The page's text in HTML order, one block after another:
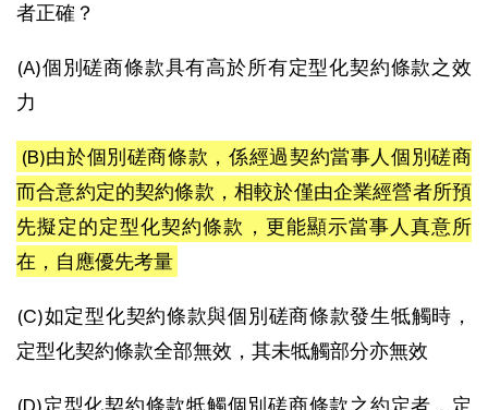
者正確？
(A)個別磋商條款具有高於所有定型化契約條款之效
力
(B)由於個別磋商條款，係經過契約當事人個別磋商
而合意約定的契約條款，相較於僅由企業經營者所預
先擬定的定型化契約條款，更能顯示當事人真意所
在，自應優先考量
(C)如定型化契約條款與個別磋商條款發生牴觸時，
定型化契約條款全部無效，其未牴觸部分亦無效
(D)定型化契約條款牴觸個別磋商條款之約定者，定